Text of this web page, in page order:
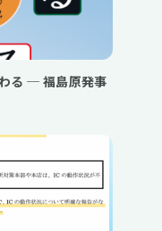
る ─ 福島原発事